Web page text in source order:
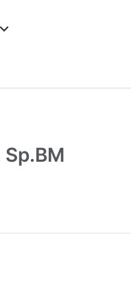
keyboard_arrow_down